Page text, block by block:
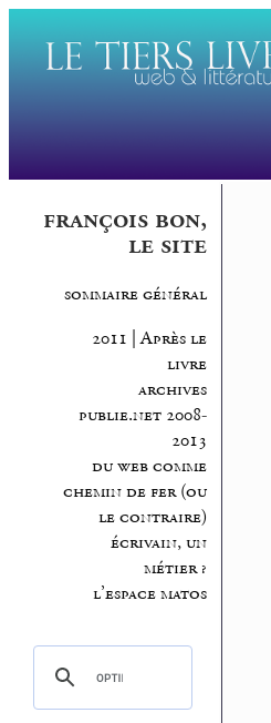
françois bon,
le site
sommaire général
2011 | Après le
livre
archives
publie.net 2008-
2013
du web comme
chemin de fer (ou
le contraire)
écrivain, un
métier ?
l’espace matos